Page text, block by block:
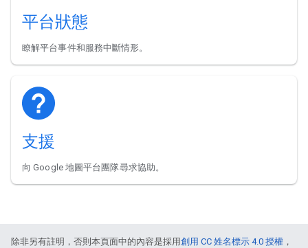
平台狀態
瞭解平台事件和服務中斷情形。
支援
向 Google 地圖平台團隊尋求協助。
除非另有註明，否則本頁面中的內容是採用創用 CC 姓名標示 4.0 授權 ，